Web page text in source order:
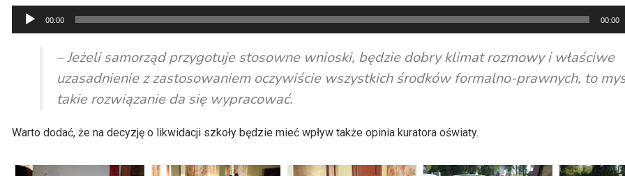
Odtwarzacz
plików
dźwiękowych
00:00 00:00
– Jeżeli samorząd przygotuje stosowne wnioski, będzie dobry klimat rozmowy i właściwe
uzasadnienie z zastosowaniem oczywiście wszystkich środków formalno-prawnych, to
takie rozwiązanie da się wypracować.
Warto dodać, że na decyzję o likwidacji szkoły będzie mieć wpływ także opinia kuratora oświaty.